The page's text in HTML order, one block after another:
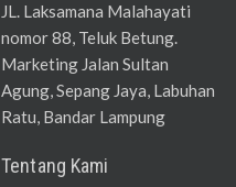
JL. Laksamana Malahayati
nomor 88, Teluk Betung.
Marketing Jalan Sultan
Agung, Sepang Jaya, Labuhan
Ratu, Bandar Lampung
Tentang Kami